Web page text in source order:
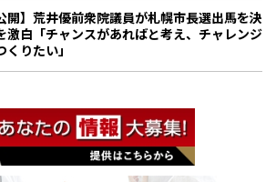
開】荒井優前衆院議員が札幌市長選出馬を決
激白「チャンスがあればと考え、チャレンジ
りたい」